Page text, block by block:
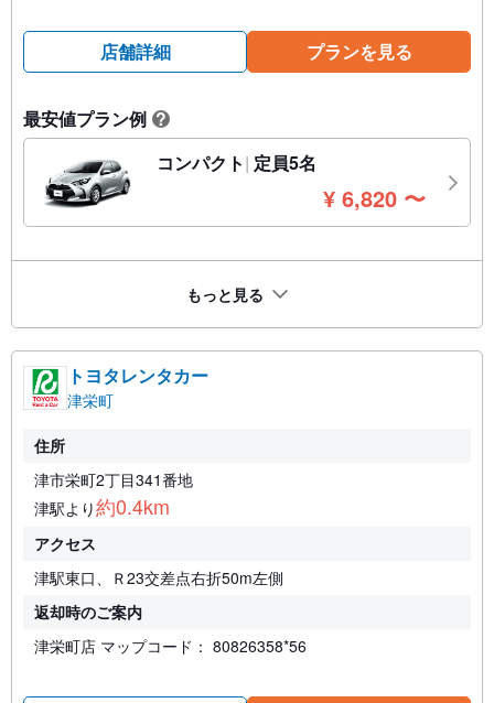
店舗詳細 プランを見る
最安値プラン例 ?
コンパクト 定員5名
¥ 6,820 円
〜
もっと見る
トヨタレンタカー
津栄町
住所
津市栄町2丁目341番地
津駅より約0.4km
アクセス
津駅東口、Ｒ23交差点右折50m左側
返却時のご案内
津栄町店 マップコード： 80826358*56